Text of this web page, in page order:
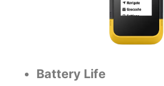
Battery Life